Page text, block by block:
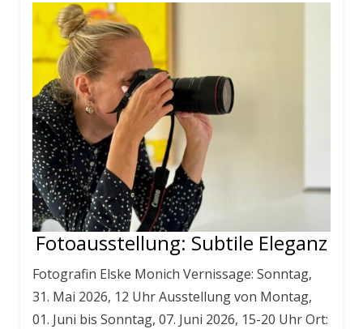
Fotoausstellung: Subtile Eleganz
Fotografin Elske Monich Vernissage: Sonntag,
31. Mai 2026, 12 Uhr Ausstellung von Montag,
01. Juni bis Sonntag, 07. Juni 2026, 15-20 Uhr Ort: